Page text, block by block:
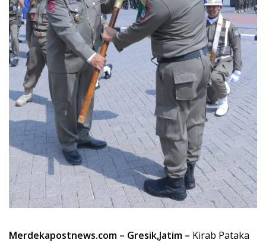
Merdekapostnews.com – Gresik,Jatim – Kirab Pataka